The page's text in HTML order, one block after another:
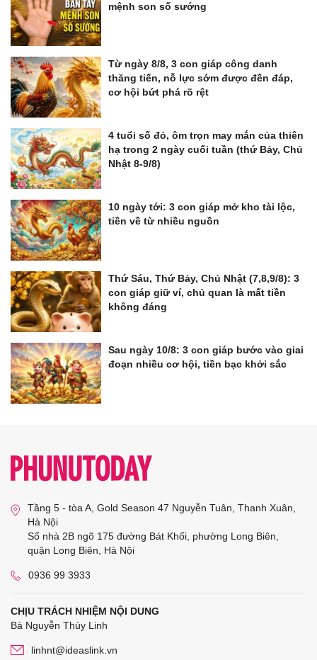
mệnh son số sướng
Từ ngày 8/8, 3 con giáp công danh
thăng tiến, nỗ lực sớm được đền đáp,
cơ hội bứt phá rõ rệt
4 tuổi số đỏ, ôm trọn may mắn của thiên
hạ trong 2 ngày cuối tuần (thứ Bảy, Chủ
Nhật 8-9/8)
10 ngày tới: 3 con giáp mở kho tài lộc,
tiền về từ nhiều nguồn
Thứ Sáu, Thứ Bảy, Chủ Nhật (7,8,9/8): 3
con giáp giữ ví, chủ quan là mất tiền
không đáng
Sau ngày 10/8: 3 con giáp bước vào giai
đoạn nhiều cơ hội, tiền bạc khởi sắc
Tầng 5 - tòa A, Gold Season 47 Nguyễn Tuân, Thanh Xuân,
Hà Nội
Số nhà 2B ngõ 175 đường Bát Khối, phường Long Biên,
quận Long Biên, Hà Nội
0936 99 3933
CHỊU TRÁCH NHIỆM NỘI DUNG
Bà Nguyễn Thùy Linh
linhnt@ideaslink.vn